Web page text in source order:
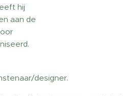
hij
aan de
designer.